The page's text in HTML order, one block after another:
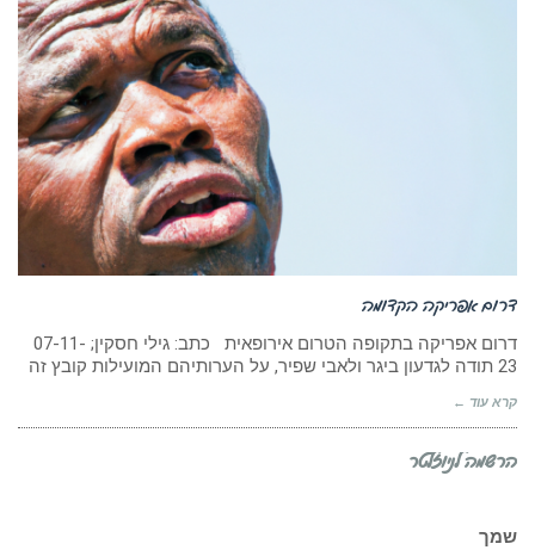
דרום אפריקה הקדומה
דרום אפריקה בתקופה הטרום אירופאית כתב: גילי חסקין; 07-11-
23 תודה לגדעון ביגר ולאבי שפיר, על הערותיהם המועילות קובץ זה
קרא עוד ←
הרשמה לניוזלטר
שמך